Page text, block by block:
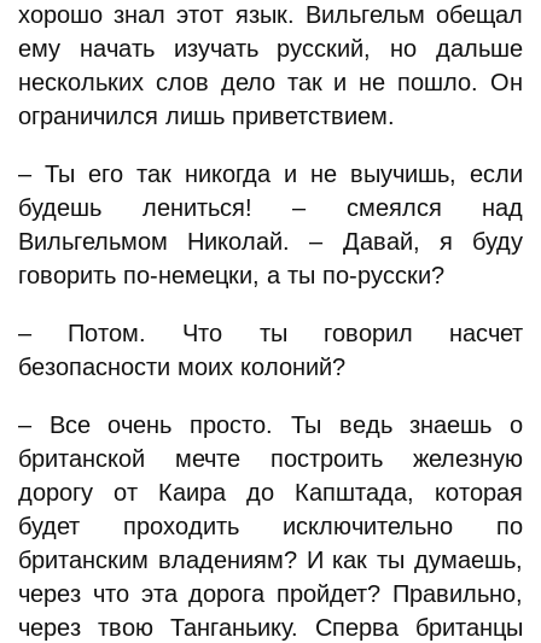
хорошо знал этот язык. Вильгельм обещал
ему начать изучать русский, но дальше
нескольких слов дело так и не пошло. Он
ограничился лишь приветствием.
– Ты его так никогда и не выучишь, если
будешь лениться! – смеялся над
Вильгельмом Николай. – Давай, я буду
говорить по-немецки, а ты по-русски?
– Потом. Что ты говорил насчет
безопасности моих колоний?
– Все очень просто. Ты ведь знаешь о
британской мечте построить железную
дорогу от Каира до Капштада, которая
будет проходить исключительно по
британским владениям? И как ты думаешь,
через что эта дорога пройдет? Правильно,
через твою Танганьику. Сперва британцы